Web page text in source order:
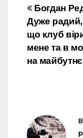
записів
Богдан
Дуже
що клуб
мене та в
на майбутнє